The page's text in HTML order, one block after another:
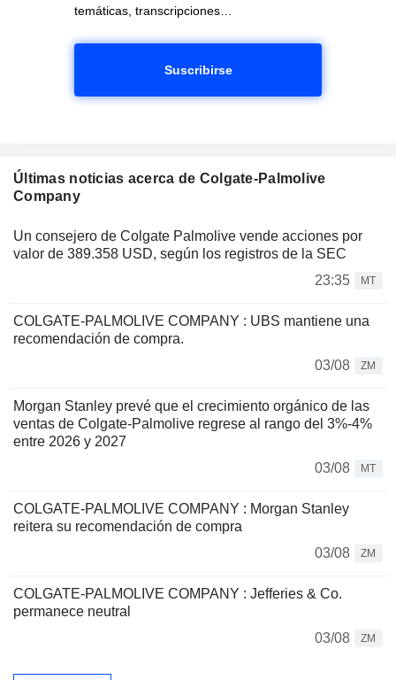
temáticas, transcripciones…
Suscribirse
Últimas noticias acerca de Colgate-Palmolive
Company
Un consejero de Colgate Palmolive vende acciones por
valor de 389.358 USD, según los registros de la SEC
23:35
MT
COLGATE-PALMOLIVE COMPANY : UBS mantiene una
recomendación de compra.
03/08
ZM
Morgan Stanley prevé que el crecimiento orgánico de las
ventas de Colgate-Palmolive regrese al rango del 3%-4%
entre 2026 y 2027
03/08
MT
COLGATE-PALMOLIVE COMPANY : Morgan Stanley
reitera su recomendación de compra
03/08
ZM
COLGATE-PALMOLIVE COMPANY : Jefferies & Co.
permanece neutral
03/08
ZM